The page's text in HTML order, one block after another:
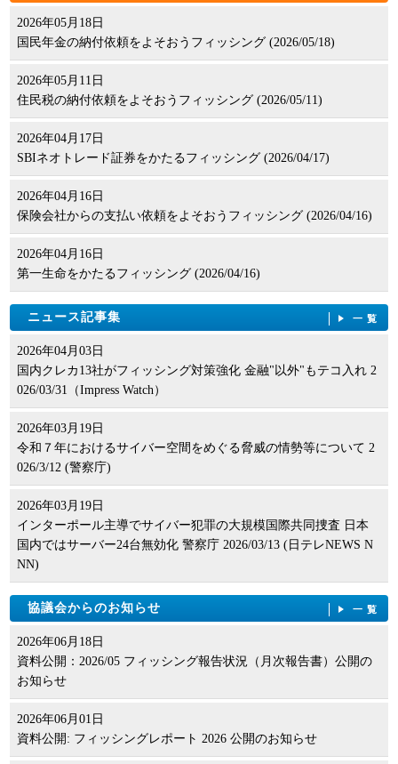
2026年05月18日
国民年金の納付依頼をよそおうフィッシング (2026/05/18)
2026年05月11日
住民税の納付依頼をよそおうフィッシング (2026/05/11)
2026年04月17日
SBIネオトレード証券をかたるフィッシング (2026/04/17)
2026年04月16日
保険会社からの支払い依頼をよそおうフィッシング (2026/04/16)
2026年04月16日
第一生命をかたるフィッシング (2026/04/16)
ニュース記事集 一覧
2026年04月03日
国内クレカ13社がフィッシング対策強化 金融"以外"もテコ入れ 2
026/03/31（Impress Watch）
2026年03月19日
令和７年におけるサイバー空間をめぐる脅威の情勢等について 2
026/3/12 (警察庁)
2026年03月19日
インターポール主導でサイバー犯罪の大規模国際共同捜査 日本
国内ではサーバー24台無効化 警察庁 2026/03/13 (日テレNEWS N
NN)
協議会からのお知らせ 一覧
2026年06月18日
資料公開：2026/05 フィッシング報告状況（月次報告書）公開の
お知らせ
2026年06月01日
資料公開: フィッシングレポート 2026 公開のお知らせ